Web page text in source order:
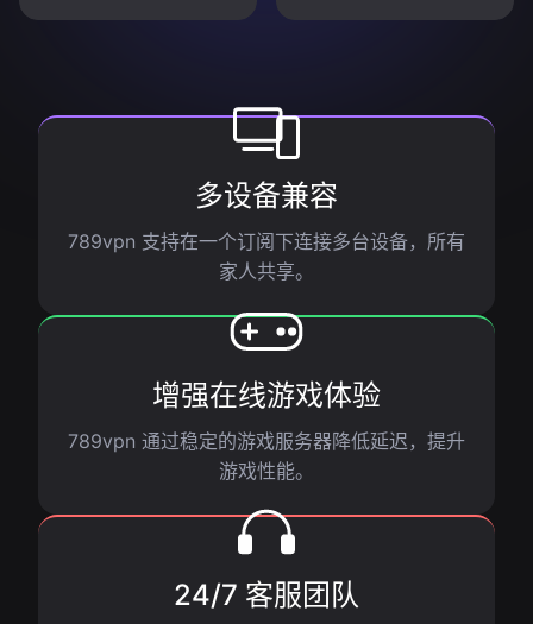
多设备兼容
789vpn 支持在一个订阅下连接多台设备，所有
家人共享。
增强在线游戏体验
789vpn 通过稳定的游戏服务器降低延迟，提升
游戏性能。
24/7 客服团队